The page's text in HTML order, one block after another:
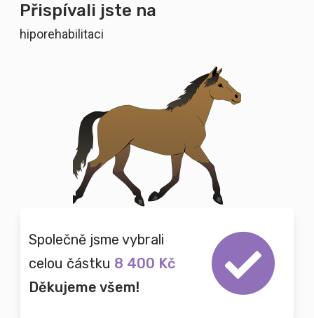
Přispívali jste na
hiporehabilitaci
Společně jsme vybrali
celou částku 8 400 Kč
Děkujeme všem!